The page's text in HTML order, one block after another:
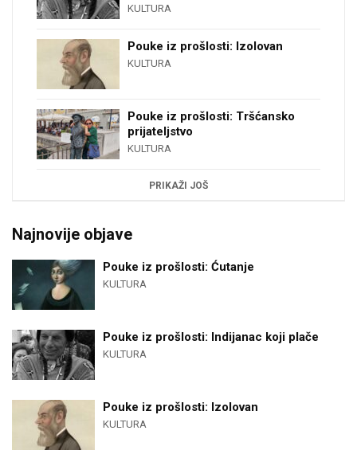
KULTURA
Pouke iz prošlosti: Izolovan
KULTURA
Pouke iz prošlosti: Tršćansko
prijateljstvo
KULTURA
PRIKAŽI JOŠ
Najnovije objave
Pouke iz prošlosti: Ćutanje
KULTURA
Pouke iz prošlosti: Indijanac koji plače
KULTURA
Pouke iz prošlosti: Izolovan
KULTURA